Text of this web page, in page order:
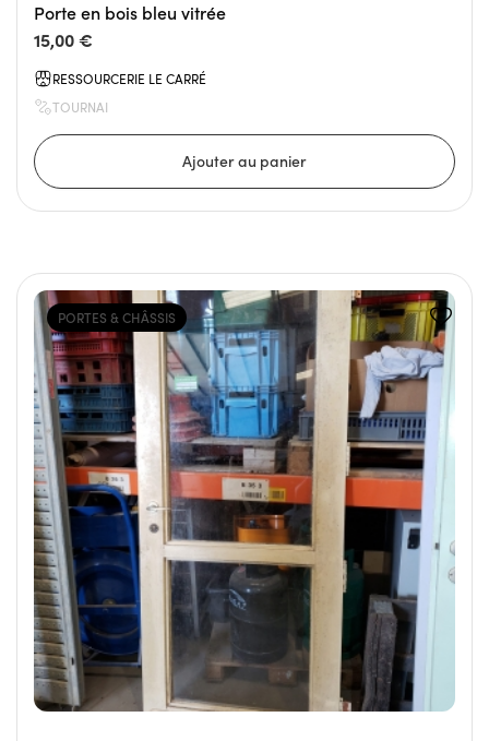
Porte en bois bleu vitrée
15,00 €
RESSOURCERIE LE CARRÉ
TOURNAI
PORTES & CHÂSSIS